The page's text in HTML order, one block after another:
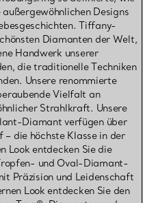
Designs
Tiffany-
Diamanten der Welt,
Handwerk unserer
die traditionelle Techniken
Unsere renommierte
Vielfalt an
Strahlkraft. Unsere
Diamant verfügen über
die höchste Klasse in der
Look entdecken Sie die
und Oval-Diamant-
Präzision und Leidenschaft
Look entdecken Sie den